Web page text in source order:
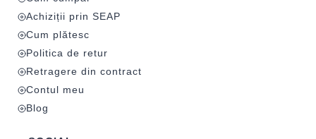
Achiziții prin SEAP
Cum plătesc
Politica de retur
Retragere din contract
Contul meu
Blog